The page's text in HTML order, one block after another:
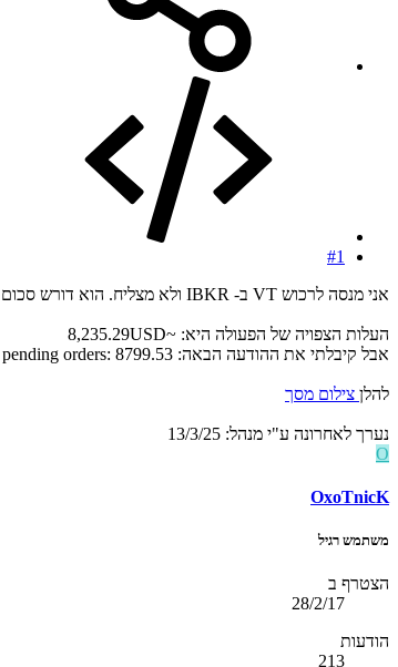
#1
אני מנסה לרכוש VT ב- IBKR ולא מצליח. הוא דורש סכום יותר גבוה ממה שהקרן עולה בפועל. למישהו יש מושג למה?
העלות הצפויה של הפעולה היא: ~8,235.29USD
אבל קיבלתי את ההודעה הבאה: USD Cash needed for this order and other pending orders: 8799.53
להלן צילום מסך
נערך לאחרונה ע"י מנהל: 13/3/25
O
OxoTnicK
משתמש רגיל
הצטרף ב
28/2/17
הודעות
213